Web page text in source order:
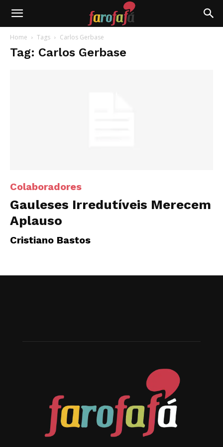
Farofafá
Home Tags Carlos Gerbase
Tag: Carlos Gerbase
Colaboradores
Gauleses Irredutíveis Merecem
Aplauso
Cristiano Bastos